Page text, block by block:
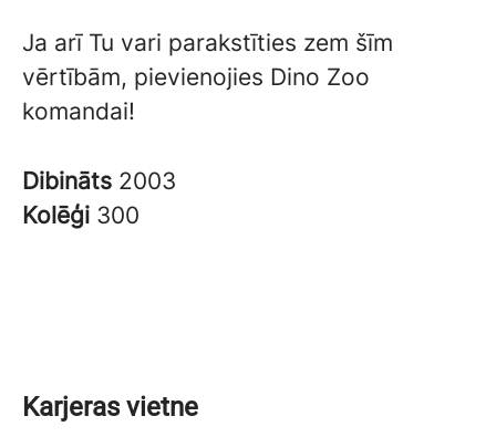
Ja arī Tu vari parakstīties zem šīm
vērtībām, pievienojies Dino Zoo
komandai!
Dibināts 2003
Kolēģi 300
Karjeras vietne